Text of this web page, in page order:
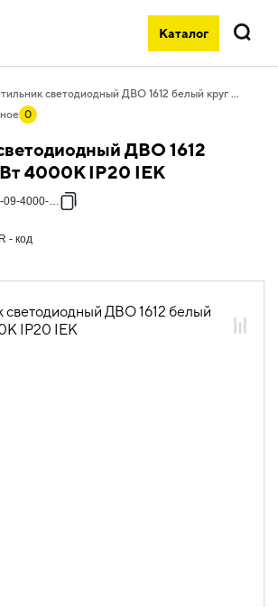
Каталог
Поиск
освещение
1611-1615
Светильник светодиодный ДВО 1612 белый круг 9Вт 4000К IP20 IEK
0
ДВО 1612
4000К IP20 IEK
4000-K01
- код